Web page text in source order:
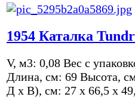
1954 Каталка
V, м3: 0,08 Вес с
Длина, см: 69 Высота,
Д x В), см: 27 x 66,5 x